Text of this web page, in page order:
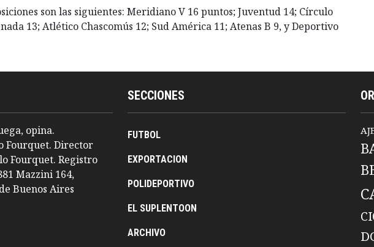
son las siguientes: Meridiano V 16 puntos; Juventud 14; Círculo
13; Atlético Chascomús 12; Sud América 11; Atenas B 9, y Deportivo
opina.
Fourquet. Director
Fourquet. Registro
Mazzini 164,
Buenos Aires
SECCIONES
FUTBOL
EXPORTACION
POLIDEPORTIVO
EL SUPLENTOON
ARCHIVO